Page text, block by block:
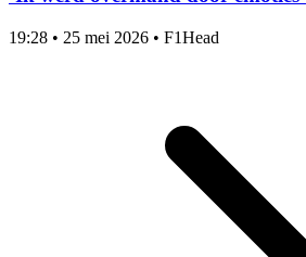
19:28 • 25 mei 2026 • F1Head